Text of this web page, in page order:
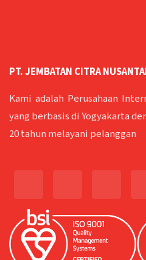
PT. JEMBATAN CITRA
Kami adalah Perusahaan
yang berbasis di Yogyakarta
20 tahun melayani pelanggan